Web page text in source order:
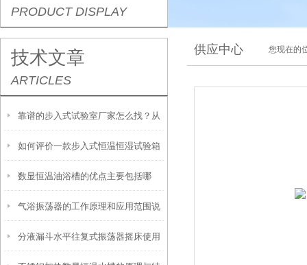
PRODUCT DISPLAY
技术文章
ARTICLES
靠谱的步入式试验室厂家怎么找？从
信誉和资质入手
如何评价一款步入式恒温恒湿试验箱
的好坏？
数显恒温油浴槽的优点主要包括哪
些？
气浴振荡器的工作原理和应用范围说
明
分液漏斗水平往复式振荡器摇床使用
供应中心 您现在的